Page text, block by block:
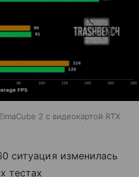
2 с видеокартой RTX
ситуация изменилась
тестах